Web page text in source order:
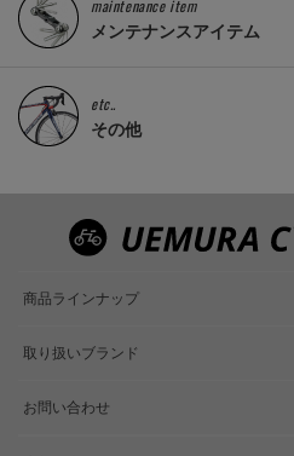
maintenance item
メンテナンスアイテム
etc..
その他
商品ラインナップ
取り扱いブランド
お問い合わせ